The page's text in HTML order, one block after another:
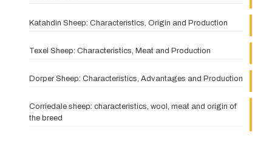
Katahdin Sheep: Characteristics, Origin and Production
Texel Sheep: Characteristics, Meat and Production
Dorper Sheep: Characteristics, Advantages and Production
Corriedale sheep: characteristics, wool, meat and origin of
the breed